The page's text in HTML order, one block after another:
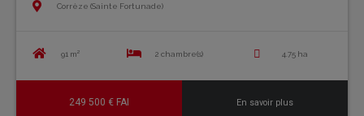
Corrèze (Sainte Fortunade)
91 m² 2 chambre(s) 4.75 ha
249 500 € FAI En savoir plus